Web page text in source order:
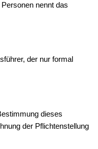
nennt das
der nur formal
dieses
der Pflichtenstellung